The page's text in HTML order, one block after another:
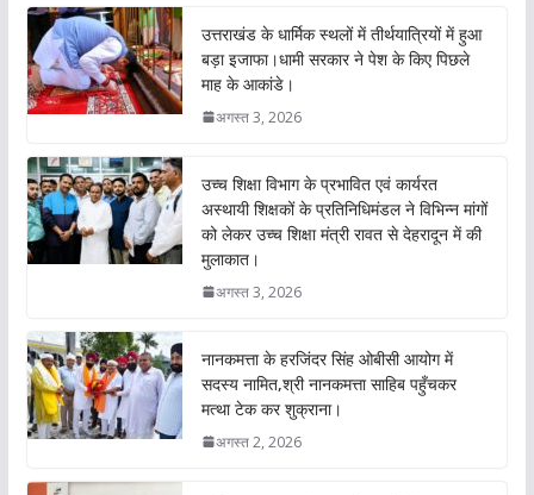
o
o
k
A
p
p
उत्तराखंड के धार्मिक स्थलों में तीर्थयात्रियों में हुआ
बड़ा इजाफा।धामी सरकार ने पेश के किए पिछले
माह के आकांडे।
अगस्त 3, 2026
उच्च शिक्षा विभाग के प्रभावित एवं कार्यरत
अस्थायी शिक्षकों के प्रतिनिधिमंडल ने विभिन्न मांगों
को लेकर उच्च शिक्षा मंत्री रावत से देहरादून में की
मुलाकात।
अगस्त 3, 2026
नानकमत्ता के हरजिंदर सिंह ओबीसी आयोग में
सदस्य नामित,श्री नानकमत्ता साहिब पहुँचकर
मत्था टेक कर शुक्राना।
अगस्त 2, 2026